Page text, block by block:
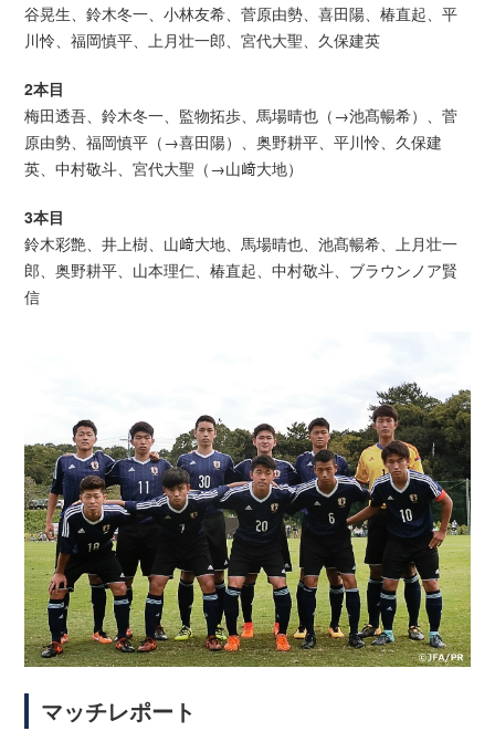
谷晃生、鈴木冬一、小林友希、菅原由勢、喜田陽、椿直起、平
川怜、福岡慎平、上月壮一郎、宮代大聖、久保建英
2本目
梅田透吾、鈴木冬一、監物拓歩、馬場晴也（→池髙暢希）、菅
原由勢、福岡慎平（→喜田陽）、奥野耕平、平川怜、久保建
英、中村敬斗、宮代大聖（→山﨑大地）
3本目
鈴木彩艶、井上樹、山﨑大地、馬場晴也、池髙暢希、上月壮一
郎、奥野耕平、山本理仁、椿直起、中村敬斗、ブラウンノア賢
信
マッチレポート